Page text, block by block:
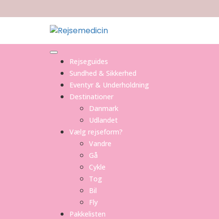
to
Rejseguides
Sundhed & Sikkerhed
Eventyr & Underholdning
Destinationer
Danmark
Udlandet
Vælg rejseform?
Vandre
Gå
Cykle
Tog
Bil
Fly
Pakkelisten